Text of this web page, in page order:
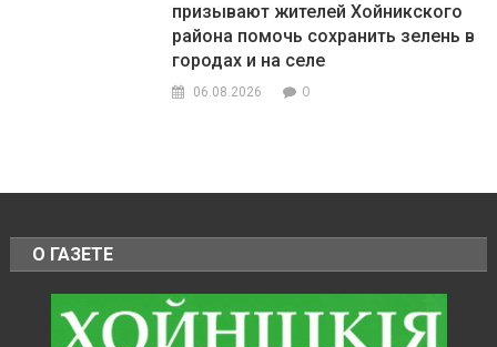
призывают жителей Хойникского
района помочь сохранить зелень в
городах и на селе
06.08.2026 0
О ГАЗЕТЕ